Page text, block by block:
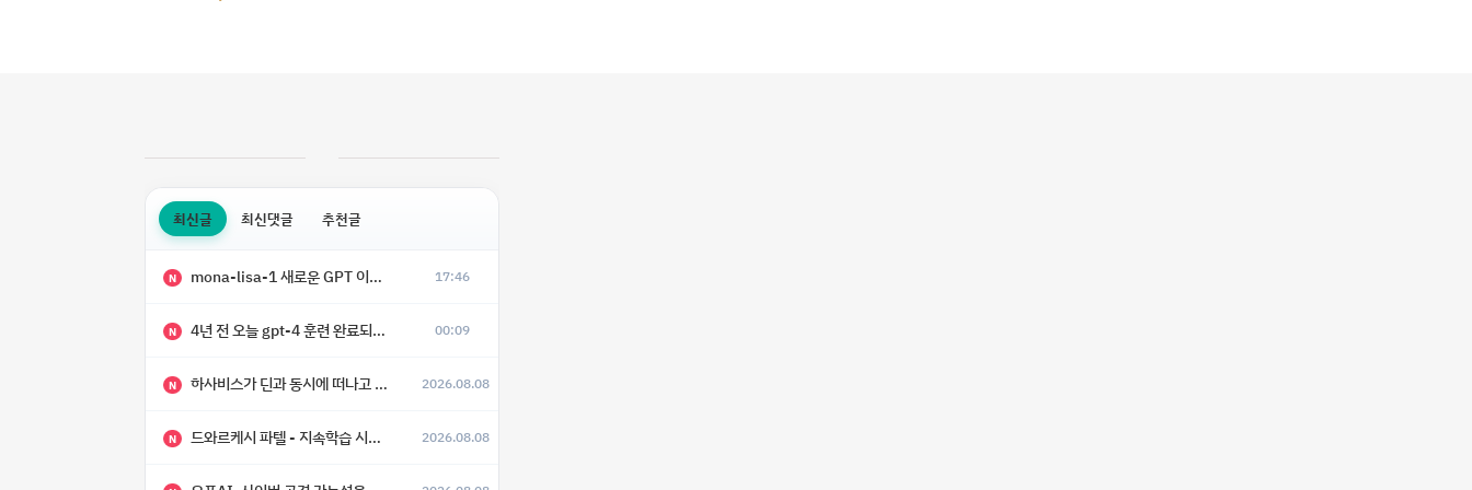
최신글 최신댓글 추천글
N mona-lisa-1 새로운 GPT 이미지 모델 등장 17:46
N 4년 전 오늘 gpt-4 훈련 완료되었다고 함 00:09
N 하사비스가 딘과 동시에 떠나고 싶어 했다 2026.08.08
N 드와르케시 파텔 - 지속학습 시대에 대한 8가지 예측 2026.08.08